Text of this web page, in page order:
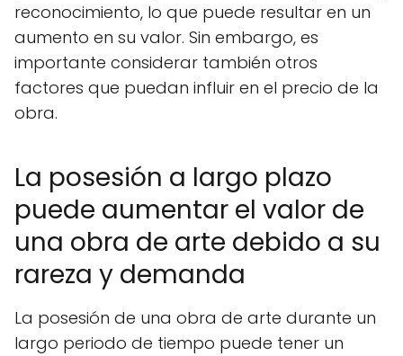
reconocimiento, lo que puede resultar en un
aumento en su valor. Sin embargo, es
importante considerar también otros
factores que puedan influir en el precio de la
obra.
La posesión a largo plazo
puede aumentar el valor de
una obra de arte debido a su
rareza y demanda
La posesión de una obra de arte durante un
largo periodo de tiempo puede tener un